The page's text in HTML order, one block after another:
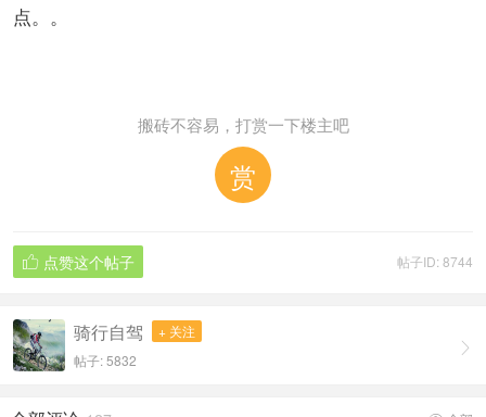
点。。
搬砖不容易，打赏一下楼主吧
赏
帖子ID: 8744
 点赞这个帖子

骑行自驾
+ 关注
帖子: 5832